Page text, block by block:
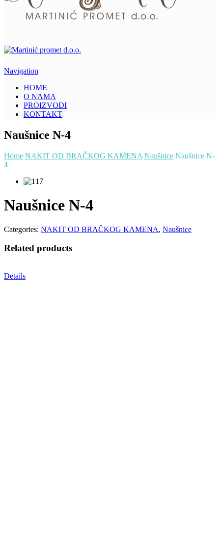
Navigation
HOME
O NAMA
PROIZVODI
KONTAKT
Naušnice N-4
Home NAKIT OD BRAČKOG KAMENA Naušnice Naušnice N-
4
Naušnice N-4
Categories: NAKIT OD BRAČKOG KAMENA, Naušnice
Related products
Details